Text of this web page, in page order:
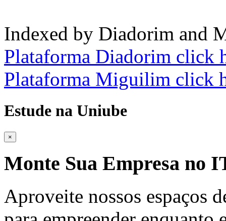
Indexed by Diadorim and
Plataforma Diadorim click
Plataforma Miguilim click
Estude na Uniube
×
Monte Sua Empresa no
Aproveite nossos espaços